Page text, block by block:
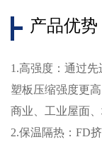
产品优势
1.高强度：通过
塑板压缩强度更
商业、工业屋面
2.保温隔热：FD